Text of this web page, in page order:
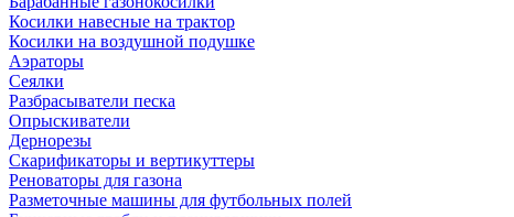
Косилки навесные на трактор
Косилки на воздушной подушке
Аэраторы
Сеялки
Разбрасыватели песка
Опрыскиватели
Дернорезы
Скарификаторы и вертикуттеры
Реноваторы для газона
Разметочные машины для футбольных полей